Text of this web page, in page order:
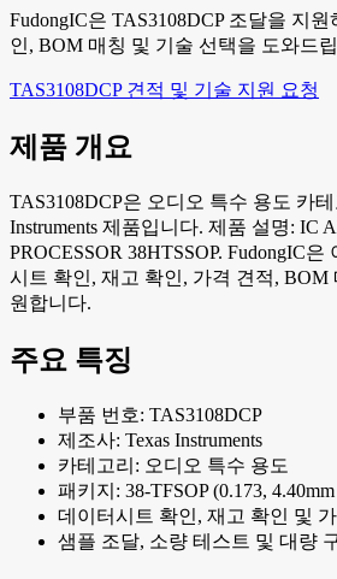
FudongIC은 TAS3108DCP 조달을 지
인, BOM 매칭 및 기술 선택을 도와드
TAS3108DCP 견적 및 기술 지원 요청
제품 개요
TAS3108DCP은 오디오 특수 용도 카
Instruments 제품입니다. 제품 설명: IC
PROCESSOR 38HTSSOP. FudongIC
시트 확인, 재고 확인, 가격 견적, BOM
원합니다.
주요 특징
부품 번호: TAS3108DCP
제조사: Texas Instruments
카테고리: 오디오 특수 용도
패키지: 38-TFSOP (0.173,
데이터시트 확인, 재고 확인 및
샘플 조달, 소량 테스트 및 대량